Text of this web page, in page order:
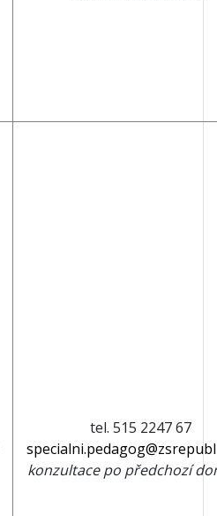
tel. 515 2247 67
konzultace po předchozí